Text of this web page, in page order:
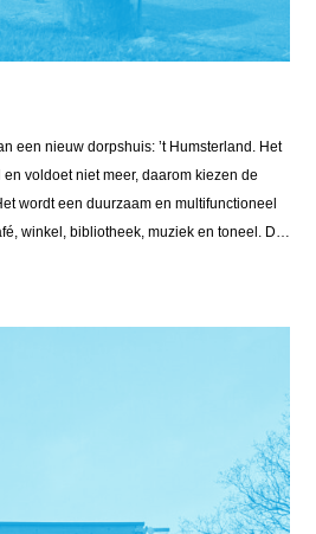
een nieuw dorpshuis: ’t Humsterland. Het
voldoet niet meer, daarom kiezen de
wordt een duurzaam en multifunctioneel
winkel, bibliotheek, muziek en toneel. De